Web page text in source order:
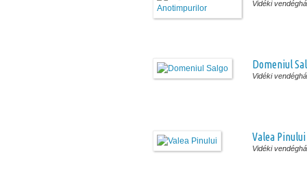
Vidéki
Domeniul
Vidéki
Valea Pinului
Vidéki